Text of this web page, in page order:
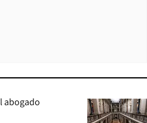
abogado